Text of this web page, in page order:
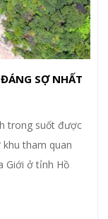
SỢ NHẤT
trong suốt được
tham quan
Giới ở tỉnh Hồ